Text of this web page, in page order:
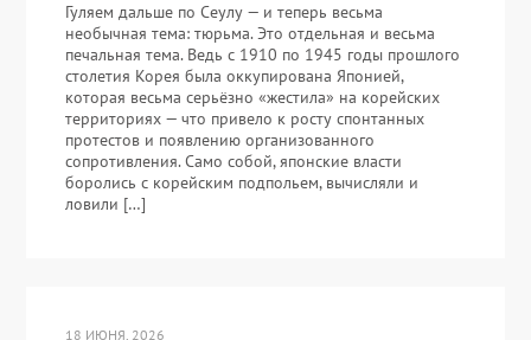
Гуляем дальше по Сеулу — и теперь весьма
необычная тема: тюрьма. Это отдельная и весьма
печальная тема. Ведь с 1910 по 1945 годы прошлого
столетия Корея была оккупирована Японией,
которая весьма серьёзно «жестила» на корейских
территориях — что привело к росту спонтанных
протестов и появлению организованного
сопротивления. Само собой, японские власти
боролись с корейским подпольем, вычисляли и
ловили […]
18 ИЮНЯ, 2026